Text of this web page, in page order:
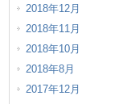
2018年12月
2018年11月
2018年10月
2018年8月
2017年12月